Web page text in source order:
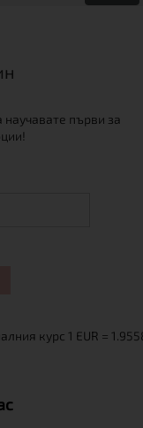
първи за